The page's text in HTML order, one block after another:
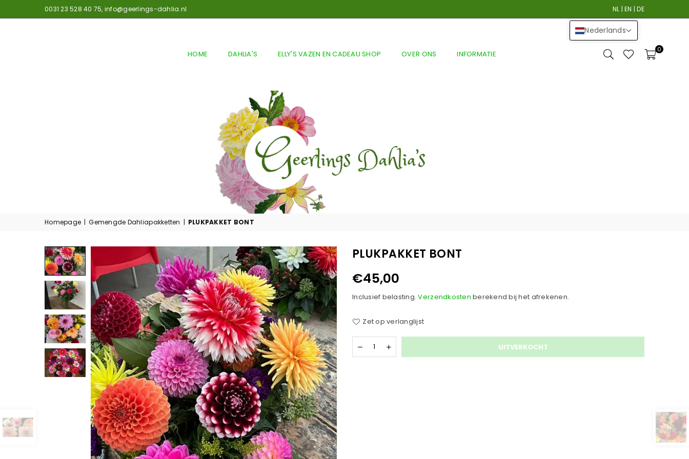
0031 23 528 40 75, info@geerlings-dahlia.nl NL |EN |DE
HOME DAHLIA'S ELLY'S VAZEN EN CADEAU SHOP OVER ONS INFORMATIE 0
Homepage | Gemengde Dahliapakketten | PLUKPAKKET BONT
PLUKPAKKET BONT
Normale
€45,00
Inclusief belasting.Verzendkosten berekend bij het afrekenen.
Zet op verlanglijst
Hoeveelheid
UITVERKOCHT
Nederlands